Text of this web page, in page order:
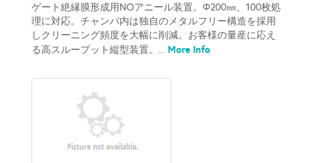
ゲート絶縁膜形成用NOアニール装置。Φ200㎜、100枚処
理に対応。チャンバ内は独自のメタルフリー構造を採用
しクリーニング頻度を大幅に削減。お客様の量産に応え
る高スループット縦型装置。... More Info